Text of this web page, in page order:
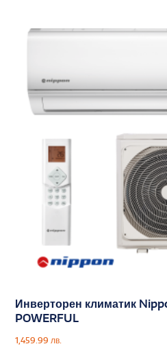
Инверторен климатик
POWERFUL
1,459.99 лв.